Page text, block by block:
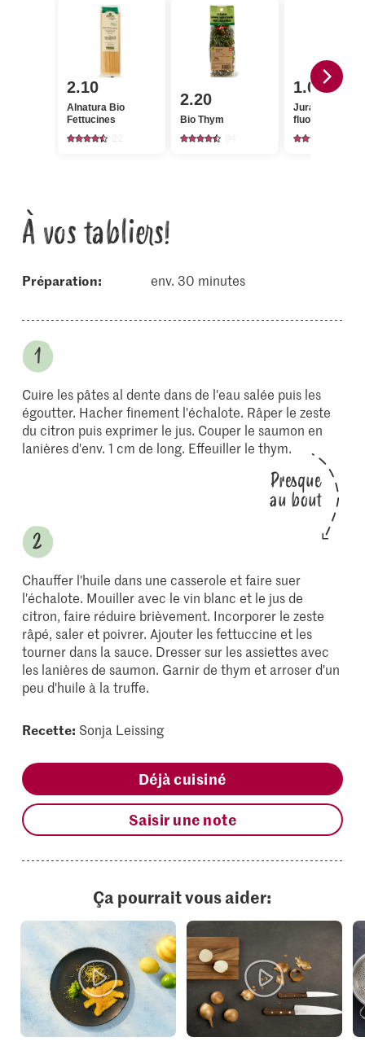
2.10
Alnatura Bio
Fettucines
2.20
Bio Thym
1.05
Jura Sel Sel
fluoré
À vos tabliers!
Préparation: env. 30 minutes
Cuire les pâtes al dente dans de l'eau salée puis les
égoutter. Hacher finement l'échalote. Râper le zeste
du citron puis exprimer le jus. Couper le saumon en
lanières d'env. 1 cm de long. Effeuiller le thym.
Presque
au bout
Chauffer l'huile dans une casserole et faire suer
l'échalote. Mouiller avec le vin blanc et le jus de
citron, faire réduire brièvement. Incorporer le zeste
râpé, saler et poivrer. Ajouter les fettuccine et les
tourner dans la sauce. Dresser sur les assiettes avec
les lanières de saumon. Garnir de thym et arroser d'un
peu d'huile à la truffe.
Recette: Sonja Leissing
Déjà cuisiné
Saisir une note
Ça pourrait vous aider: